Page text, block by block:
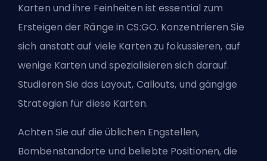
Karten und ihre Feinheiten ist essential zum
Ersteigen der Ränge in CS:GO. Konzentrieren Sie
sich anstatt auf viele Karten zu fokussieren, auf
wenige Karten und spezialisieren sich darauf.
Studieren Sie das Layout, Callouts, und gängige
Strategien für diese Karten.
Achten Sie auf die üblichen Engstellen,
Bombenstandorte und beliebte Positionen, die